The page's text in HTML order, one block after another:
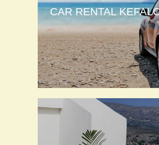
CAR RENTAL